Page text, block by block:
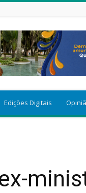
Edições Digitais